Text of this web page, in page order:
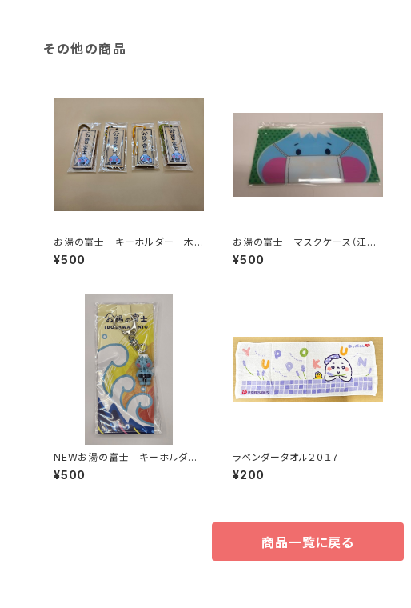
その他の商品
お湯の富士 キーホルダー 木
札（江戸川区浴場組合）
¥500
お湯の富士 マスクケース（江戸
川区浴場組合）
¥500
NEWお湯の富士 キーホルダ
ー （江戸川浴場組合）
¥500
ラベンダータオル２０１７
¥200
商品一覧に戻る